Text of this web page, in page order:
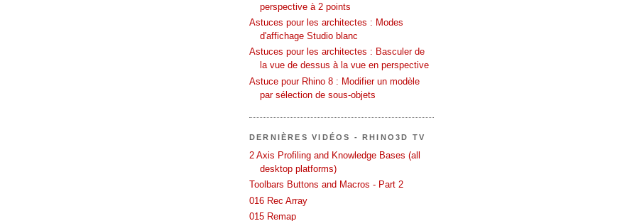
perspective à 2 points
Astuces pour les architectes : Modes
d'affichage Studio blanc
Astuces pour les architectes : Basculer de
la vue de dessus à la vue en perspective
Astuce pour Rhino 8 : Modifier un modèle
par sélection de sous-objets
DERNIÈRES VIDÉOS - RHINO3D TV
2 Axis Profiling and Knowledge Bases (all
desktop platforms)
Toolbars Buttons and Macros - Part 2
016 Rec Array
015 Remap